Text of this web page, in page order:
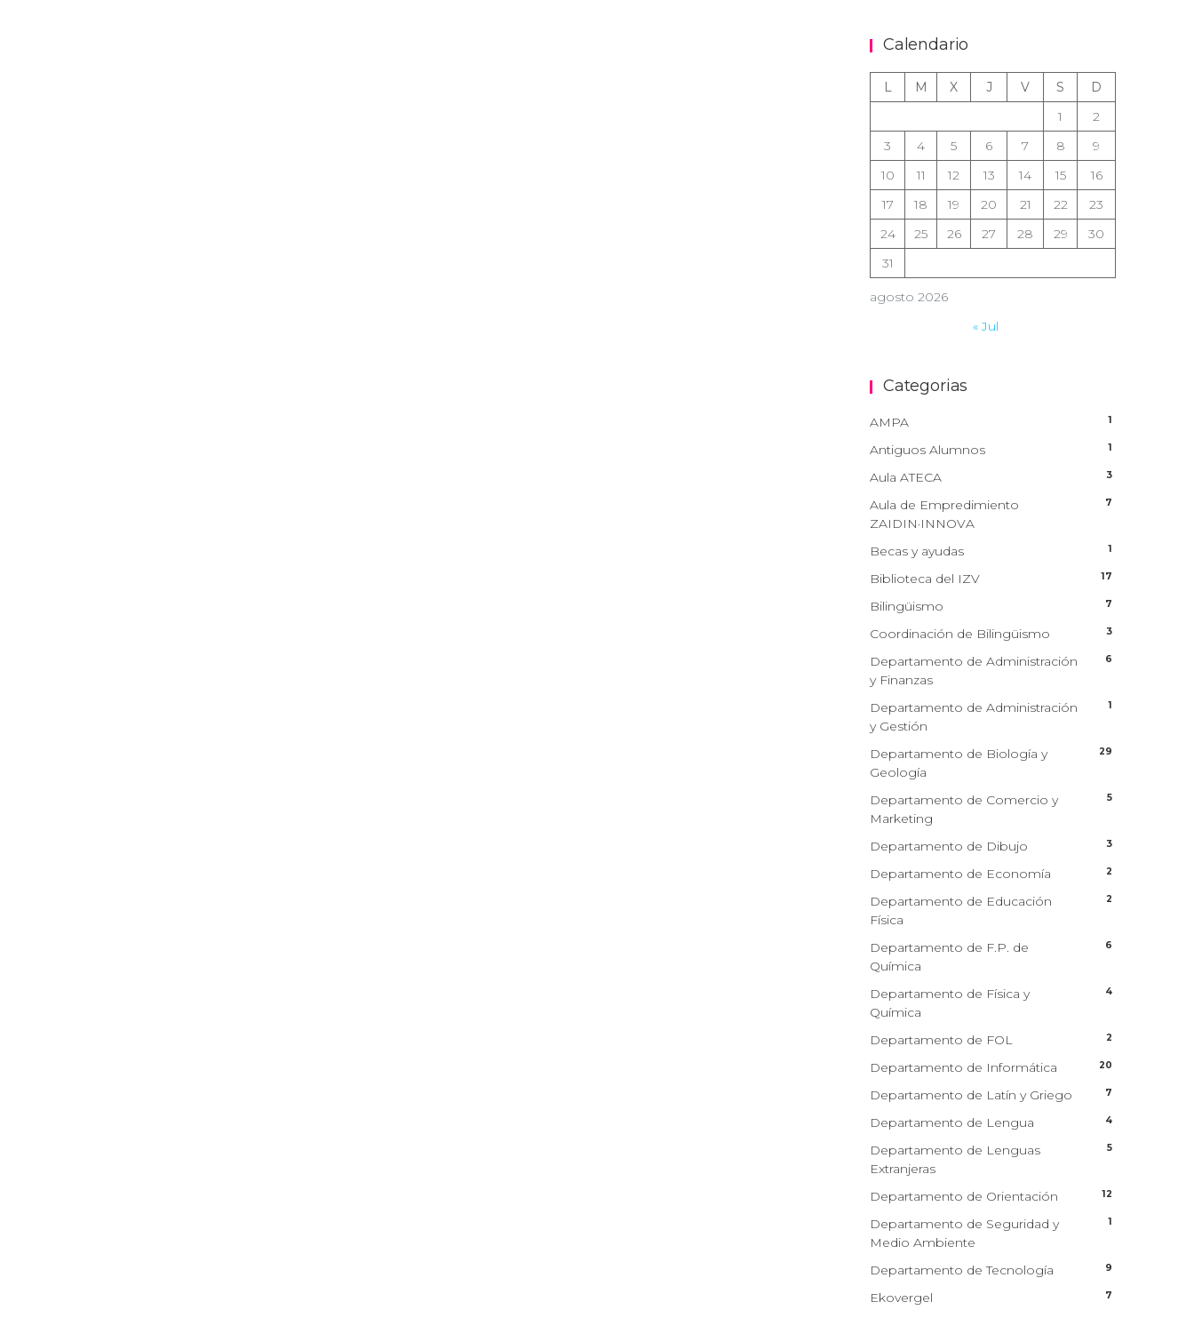
Calendario
agosto 2026
L M X J V S
D
1
2
3
4 5 6 7 8
9
10
11 12 13 14 15
16
17
18 19 20 21 22
23
24
25 26 27 28 29
30
31
« Jul
Categorias
AMPA 1
Antiguos Alumnos 1
Aula ATECA 3
Aula de Empredimiento
ZAIDIN·INNOVA
7
Becas y ayudas 1
Biblioteca del IZV 17
Bilingüismo 7
Coordinación de Bilingüismo 3
Departamento de Administración
y Finanzas
6
Departamento de Administración
y Gestión
1
Departamento de Biología y
Geología
29
Departamento de Comercio y
Marketing
5
Departamento de Dibujo 3
Departamento de Economía 2
Departamento de Educación
Física
2
Departamento de F.P. de
Química
6
Departamento de Física y
Química
4
Departamento de FOL 2
Departamento de Informática 20
Departamento de Latín y Griego 7
Departamento de Lengua 4
Departamento de Lenguas
Extranjeras
5
Departamento de Orientación 12
Departamento de Seguridad y
Medio Ambiente
1
Departamento de Tecnología 9
Ekovergel 7